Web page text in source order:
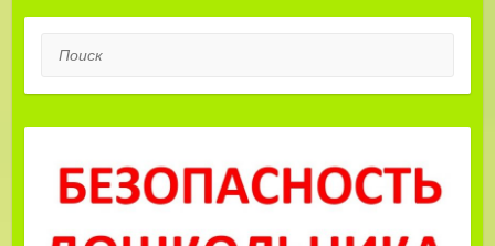
Поиск